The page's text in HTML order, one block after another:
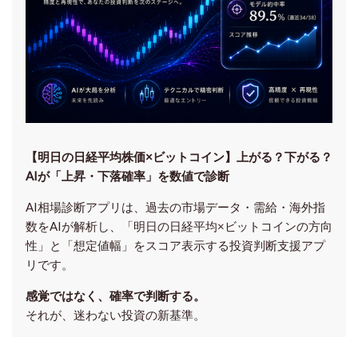
【明日の⽇経平均株価×ビットコイン】上がる？下がる？
AIが「上昇・下落確率」を数値で診断
AI相場診断アプリは、過去の市場データ・需給・海外指
数をAIが解析し、「明日の日経平均×ビットコインの方向
性」と「想定値幅」をスコア表示する投資判断支援アプ
リです。
感覚ではなく、確率で判断する。
それが、迷わない投資の新基準。